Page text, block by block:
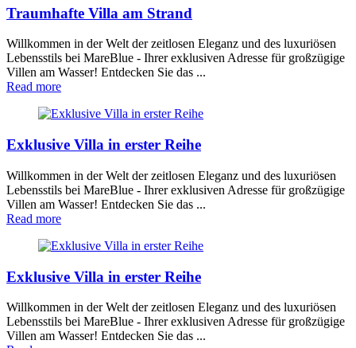
Traumhafte Villa am Strand
Willkommen in der Welt der zeitlosen Eleganz und des luxuriösen
Lebensstils bei MareBlue - Ihrer exklusiven Adresse für großzügige
Villen am Wasser! Entdecken Sie das ...
Read more
Exklusive Villa in erster Reihe
Willkommen in der Welt der zeitlosen Eleganz und des luxuriösen
Lebensstils bei MareBlue - Ihrer exklusiven Adresse für großzügige
Villen am Wasser! Entdecken Sie das ...
Read more
Exklusive Villa in erster Reihe
Willkommen in der Welt der zeitlosen Eleganz und des luxuriösen
Lebensstils bei MareBlue - Ihrer exklusiven Adresse für großzügige
Villen am Wasser! Entdecken Sie das ...